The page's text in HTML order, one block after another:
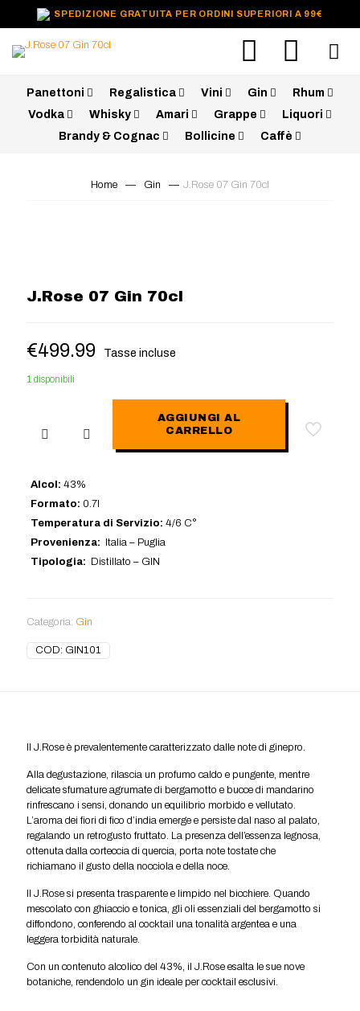
SPEDIZIONE GRATUITA PER ORDINI SUPERIORI A 99€
Panettoni Regalistica Vini Gin
Rhum
Vodka
Whisky Amari Grappe
Liquori
Brandy & Cognac
Bollicine Caffè
Home — Gin — J.Rose 07 Gin 70cl
J.Rose 07 Gin 70cl
€499.99 Tasse incluse
1 disponibili
J.Rose
70cl
quantità
AGGIUNGI AL
CARRELLO
Alcol: 43%
Formato: 0.7l
Temperatura di Servizio: 4/6 C°
Provenienza:
Italia – Puglia
Tipologia:
Distillato – GIN
Categoria: Gin
COD: GIN101
Il J.Rose è prevalentemente caratterizzato dalle note di ginepro.
Alla degustazione, rilascia un profumo caldo e pungente, mentre
delicate sfumature agrumate di bergamotto e bucce di mandarino
rinfrescano i sensi, donando un equilibrio morbido e vellutato.
L’aroma dei fiori di fico d’india emerge e persiste dal naso al palato,
regalando un retrogusto fruttato. La presenza dell’essenza legnosa,
ottenuta dalla corteccia di quercia, porta note tostate che
richiamano il gusto della nocciola e della noce.
Il J.Rose si presenta trasparente e limpido nel bicchiere. Quando
mescolato con ghiaccio e tonica, gli oli essenziali del bergamotto si
diffondono, conferendo al cocktail una tonalità argentea e una
leggera torbidità naturale.
Con un contenuto alcolico del 43%, il J.Rose esalta le sue nove
botaniche, rendendolo un gin ideale per cocktail esclusivi.